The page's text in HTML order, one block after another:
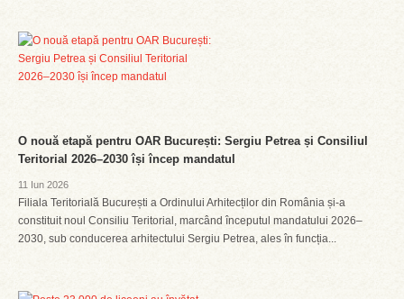
O nouă etapă pentru OAR București: Sergiu Petrea și Consiliul
Teritorial 2026–2030 își încep mandatul
11 Iun 2026
Filiala Teritorială București a Ordinului Arhitecților din România și-a
constituit noul Consiliu Teritorial, marcând începutul mandatului 2026–
2030, sub conducerea arhitectului Sergiu Petrea, ales în funcția...